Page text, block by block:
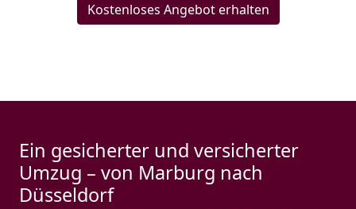
Kostenloses Angebot erhalten
Ein gesicherter und versicherter
Umzug – von Marburg nach
Düsseldorf